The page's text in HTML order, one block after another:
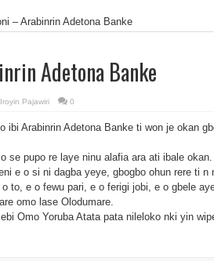
– Arabinrin Adetona Banke
Adetona Banke
Iroyin Pajawiri 0
ibi Arabinrin Adetona Banke ti won je okan
se pupo re laye ninu alafia ara ati ibale
e o si ni dagba yeye, gbogbo ohun rere ti n
to, e o fewu pari, e o ferigi jobi, e o gbele
omo lase Olodumare.
Omo Yoruba Atata pata nileloko nki yin